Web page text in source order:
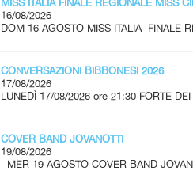
16/08/2026
DOM 16 AGOSTO MISS ITALIA FINALE
CONVERSAZIONI BIBBONESI 2026
17/08/2026
LUNEDÌ 17/08/2026 ore 21:30 FORTE DEI
COVER BAND JOVANOTTI
19/08/2026
MER 19 AGOSTO COVER BAND